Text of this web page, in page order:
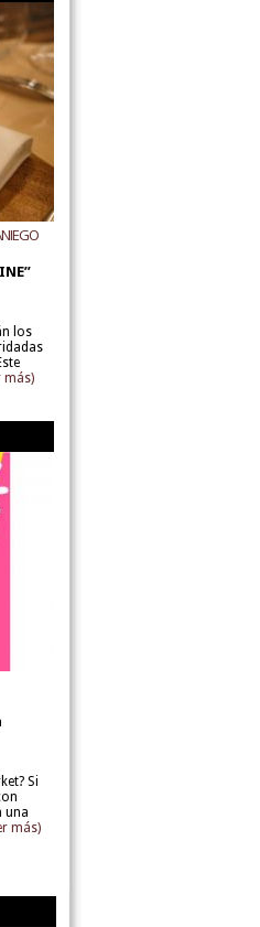
los
más)
Si
una
más)